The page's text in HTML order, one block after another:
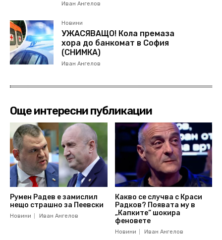
Иван Ангелов
Новини
УЖАСЯВАЩО! Кола премаза
хора до банкомат в София
(СНИМКА)
Иван Ангелов
Още интересни публикации
Румен Радев е замислил
нещо страшно за Пеевски
Новини Иван Ангелов
Какво се случва с Краси
Радков? Появата му в
„Капките“ шокира
феновете
Новини Иван Ангелов